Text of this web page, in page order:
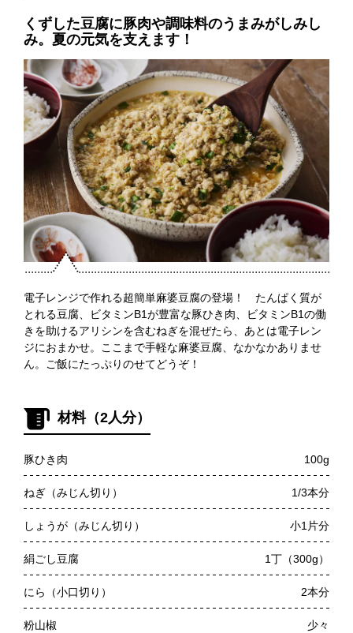
くずした豆腐に豚肉や調味料のうまみがしみし
み。夏の元気を支えます！
電子レンジで作れる超簡単麻婆豆腐の登場！ たんぱく質が
とれる豆腐、ビタミンB1が豊富な豚ひき肉、ビタミンB1の働
きを助けるアリシンを含むねぎを混ぜたら、あとは電子レン
ジにおまかせ。ここまで手軽な麻婆豆腐、なかなかありませ
ん。ご飯にたっぷりのせてどうぞ！
材料（2人分）
豚ひき肉 100g
ねぎ（みじん切り） 1/3本分
しょうが（みじん切り） 小1片分
絹ごし豆腐 1丁（300g）
にら（小口切り） 2本分
粉山椒 少々